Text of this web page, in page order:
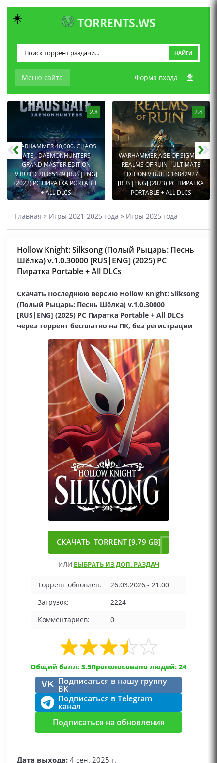
TORRENTS.WS
Меню сайта
НАЙТИ
Форма входа
2.8
WARHAMMER 40,000: CHAOS
GATE - DAEMONHUNTERS -
GRAND MASTER EDITION
V.BUILD 20865149 [RUS|ENG]
(2022) PC ПИРАТКА PORTABLE
+ ALL DLCS
2.4
WARHAMMER AGE OF SIGMAR:
REALMS OF RUIN - ULTIMATE
EDITION V.BUILD 16842927
[RUS|ENG] (2023) PC ПИРАТКА
PORTABLE + ALL DLCS
Главная » Игры 2021-2025 года » Игры 2025 года
Hollow Knight: Silksong (Полый Рыцарь: Песнь
Шёлка) v.1.0.30000 [RUS|ENG] (2025) PC
Пиратка Portable + All DLCs
Скачать Последнюю версию Hollow Knight: Silksong
(Полый Рыцарь: Песнь Шёлка) v.1.0.30000
[RUS|ENG] (2025) PC Пиратка Portable + All DLCs
через торрент бесплатно на ПК, без регистрации
СКАЧАТЬ .TORRENT [9.79 GB]
ИЛИ ВЫБРАТЬ ИЗ ДОП. РАЗДАЧ
Торрент обновлён:
26.03.2026 - 21:00
Загрузок:
2224
Комментариев:
0
Общий балл: 3.5Проголосовало людей: 24
VK Подписаться в нашу группу
ВК
Подписаться в Telegram
канал
Подписаться на обновления
Дата выхода: 4 сен. 2025 г.
☀️